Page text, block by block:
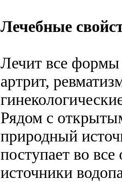
Лечебные
Лечит все формы
артрит,
Рядом с
природный
поступает во
источники